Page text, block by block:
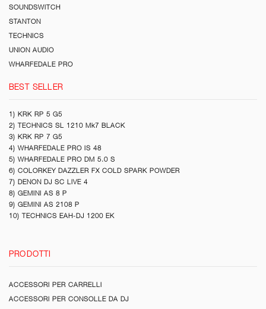
SOUNDSWITCH
STANTON
TECHNICS
UNION AUDIO
WHARFEDALE PRO
BEST SELLER
1) KRK RP 5 G5
2) TECHNICS SL 1210 Mk7 BLACK
3) KRK RP 7 G5
4) WHARFEDALE PRO IS 48
5) WHARFEDALE PRO DM 5.0 S
6) COLORKEY DAZZLER FX COLD SPARK POWDER
7) DENON DJ SC LIVE 4
8) GEMINI AS 8 P
9) GEMINI AS 2108 P
10) TECHNICS EAH-DJ 1200 EK
PRODOTTI
ACCESSORI PER CARRELLI
ACCESSORI PER CONSOLLE DA DJ